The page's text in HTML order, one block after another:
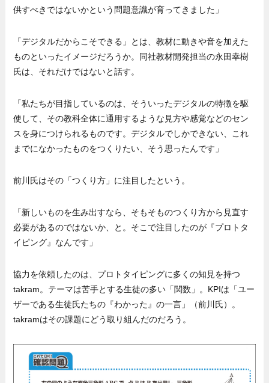
供すべきではないかという問題意識が育ってきました」
「デジタルだからこそできる」とは、教材に動きや音を加えた
ものといったイメージだろうか。同社教材開発担当の永田幸樹
氏は、それだけではないと話す。
「私たちが目指しているのは、そういったデジタルの特徴を駆
使して、その教科全体に通用するような見方や感覚などのセン
スを身につけられるものです。デジタルでしかできない、これ
までになかったものをつくりたい、そう思ったんです」
前川氏はその「つくり方」に注目したという。
「新しいものを生み出すなら、そもそものつくり方から見直す
必要があるのではないか、と。そこで注目したのが『プロトタ
イピング』なんです」
協力を依頼したのは、プロトタイピングに多くの知見を持つ
takram。テーマは苦手とする生徒の多い「関数」。KPIは「ユー
ザーである生徒氏たちの『わかった』の一言」（前川氏）。
takramはその課題にどう取り組んだのだろう。